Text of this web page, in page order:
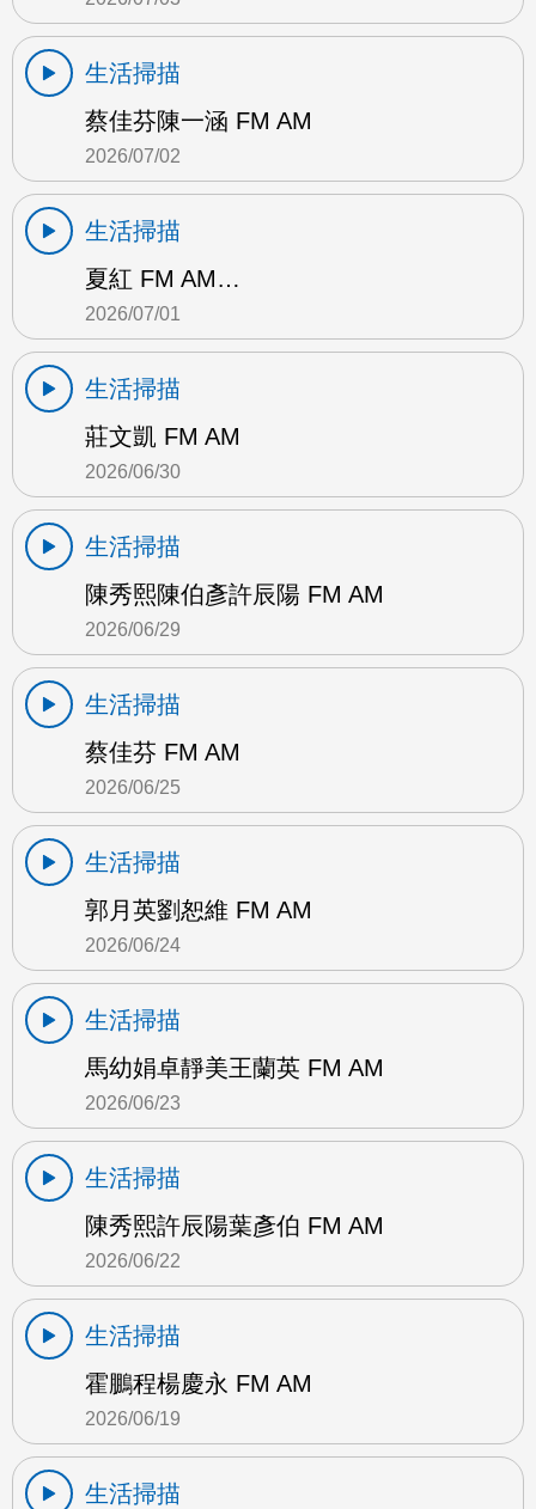
生活掃描
蔡佳芬陳一涵 FM AM
2026/07/02
生活掃描
夏紅 FM AM…
2026/07/01
生活掃描
莊文凱 FM AM
2026/06/30
生活掃描
陳秀熙陳伯彥許辰陽 FM AM
2026/06/29
生活掃描
蔡佳芬 FM AM
2026/06/25
生活掃描
郭月英劉恕維 FM AM
2026/06/24
生活掃描
馬幼娟卓靜美王蘭英 FM AM
2026/06/23
生活掃描
陳秀熙許辰陽葉彥伯 FM AM
2026/06/22
生活掃描
霍鵬程楊慶永 FM AM
2026/06/19
生活掃描